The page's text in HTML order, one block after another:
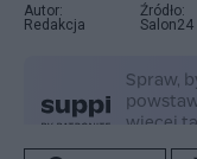
Autor:
Redakcja
Źródło:
Salon24